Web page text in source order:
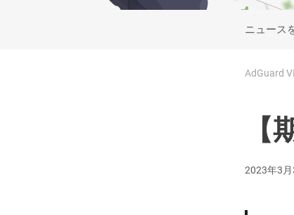
ニュース
AdGuard
2023年3月